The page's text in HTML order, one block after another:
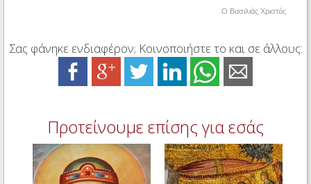
Ο Βασιλιάς Χριστός
Σας φάνηκε ενδιαφέρον; Κοινοποιήστε το και σε άλλους:
Προτείνουμε επίσης για εσάς